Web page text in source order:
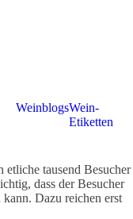
WeinblogsWein-
Etiketten
tausend Besucher
dass der Besucher
Dazu reichen erst